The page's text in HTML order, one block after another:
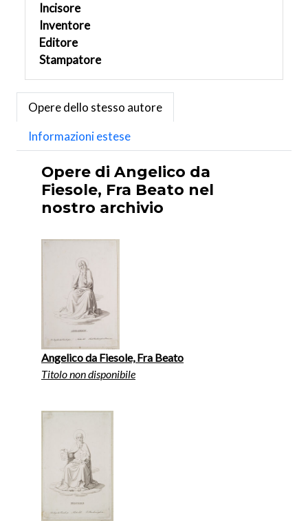
Incisore
Inventore
Editore
Stampatore
Opere dello stesso autore
Informazioni estese
Opere di Angelico da
Fiesole, Fra Beato nel
nostro archivio
Angelico da Fiesole, Fra Beato
Titolo non disponibile